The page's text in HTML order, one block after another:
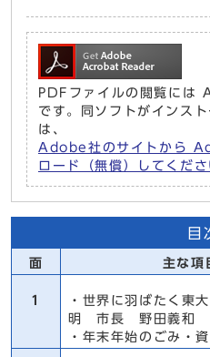
PDFファイルの閲覧に
です。同ソフトがインス
は、
Adobe社のサイトから
ロード（無償）してくださ
目
面 主な項
1
・世界に羽ばたく東
明 市長 野田義和
・年末年始のごみ・